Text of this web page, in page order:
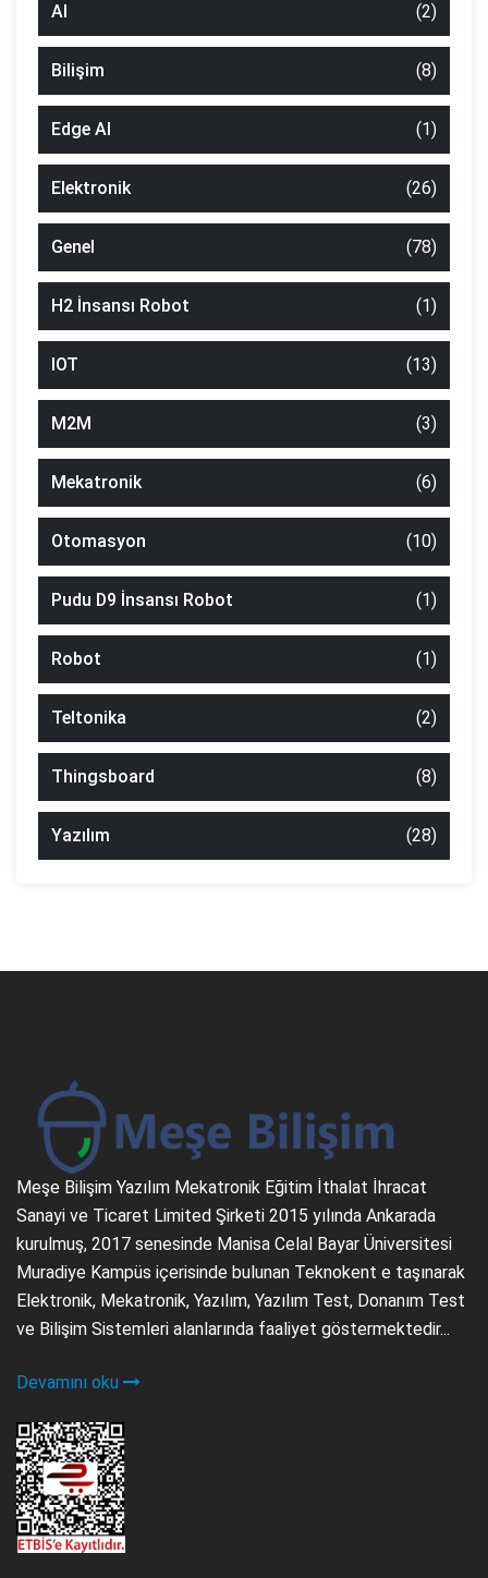
AI (2)
Bilişim (8)
Edge AI (1)
Elektronik (26)
Genel (78)
H2 İnsansı Robot (1)
IOT (13)
M2M (3)
Mekatronik (6)
Otomasyon (10)
Pudu D9 İnsansı Robot (1)
Robot (1)
Teltonika (2)
Thingsboard (8)
Yazılım (28)
Meşe Bilişim Yazılım Mekatronik Eğitim İthalat İhracat
Sanayi ve Ticaret Limited Şirketi 2015 yılında Ankarada
kurulmuş, 2017 senesinde Manisa Celal Bayar Üniversitesi
Muradiye Kampüs içerisinde bulunan Teknokent e taşınarak
Elektronik, Mekatronik, Yazılım, Yazılım Test, Donanım Test
ve Bilişim Sistemleri alanlarında faaliyet göstermektedir...
Devamını oku